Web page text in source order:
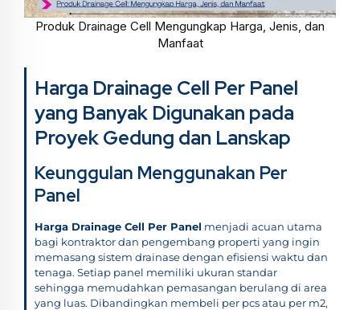
Produk Drainage Cell Mengungkap Harga, Jenis, dan
Manfaat
Harga Drainage Cell Per Panel
yang Banyak Digunakan pada
Proyek Gedung dan Lanskap
Keunggulan Menggunakan Per
Panel
Harga Drainage Cell Per Panel menjadi acuan utama
bagi kontraktor dan pengembang properti yang ingin
memasang sistem drainase dengan efisiensi waktu dan
tenaga. Setiap panel memiliki ukuran standar
sehingga memudahkan pemasangan berulang di area
yang luas. Dibandingkan membeli per pcs atau per m2,